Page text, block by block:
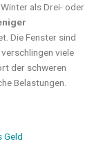
als Drei- oder
Die Fenster sind
viele
der schweren
Belastungen.
Geld